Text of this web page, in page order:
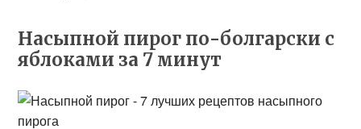
Насыпной пирог по-болгарски с
яблоками за 7 минут